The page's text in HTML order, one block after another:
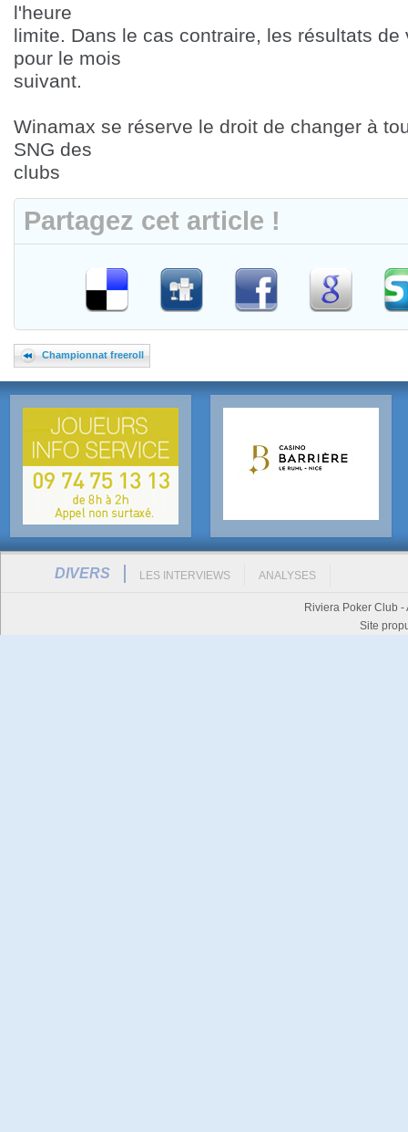
l'heure
limite. Dans le cas contraire, les résultats
pour le mois
suivant.
Winamax se réserve le droit de changer à
SNG des
clubs
Partagez cet article !
Championnat freeroll
DIVERS LES INTERVIEWS ANALYSES
Riviera Poker Club
Site